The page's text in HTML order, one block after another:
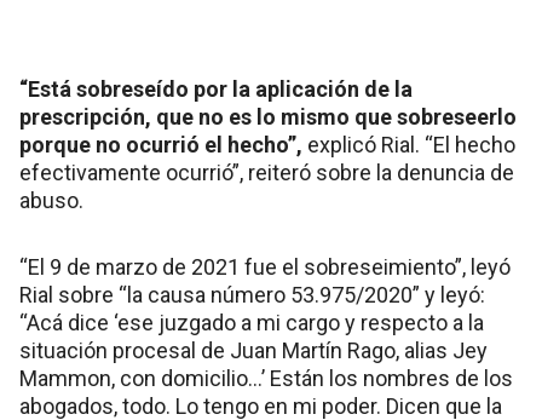
“Está sobreseído por la aplicación de la
prescripción, que no es lo mismo que sobreseerlo
porque no ocurrió el hecho”, explicó Rial. “El hecho
efectivamente ocurrió”, reiteró sobre la denuncia de
abuso.
“El 9 de marzo de 2021 fue el sobreseimiento”, leyó
Rial sobre “la causa número 53.975/2020” y leyó:
“Acá dice ‘ese juzgado a mi cargo y respecto a la
situación procesal de Juan Martín Rago, alias Jey
Mammon, con domicilio…’ Están los nombres de los
abogados, todo. Lo tengo en mi poder. Dicen que la